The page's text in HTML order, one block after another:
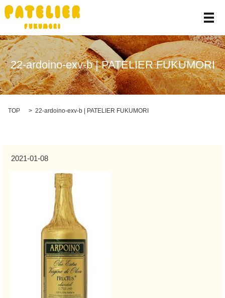
メ
22-ardoino-exv-b | PATELIER FUKUMORI
TOP 22-ardoino-exv-b | PATELIER FUKUMORI
2021-01-08